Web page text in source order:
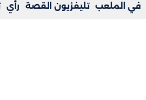
في الملعب تليفزيون القصة رأي